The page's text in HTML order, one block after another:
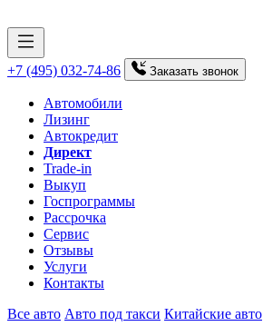
+7 (495) 032-74-86 Заказать звонок
Автомобили
Лизинг
Автокредит
Директ
Trade-in
Выкуп
Госпрограммы
Рассрочка
Сервис
Отзывы
Услуги
Контакты
Все авто Авто под такси Китайские авто